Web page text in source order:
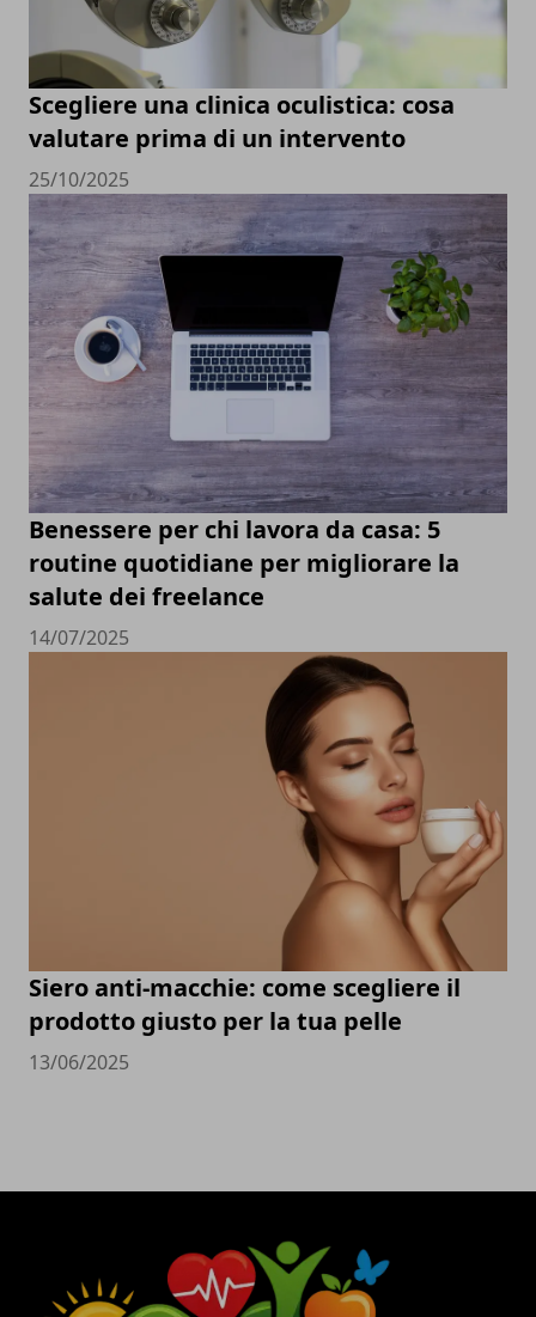
Scegliere una clinica oculistica: cosa
valutare prima di un intervento
25/10/2025
Benessere per chi lavora da casa: 5
routine quotidiane per migliorare la
salute dei freelance
14/07/2025
Siero anti-macchie: come scegliere il
prodotto giusto per la tua pelle
13/06/2025